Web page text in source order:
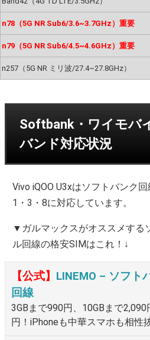
n78（5G NR Sub6/3.6~3.7GHz）重要
n79（5G NR Sub6/4.5~4.6GHz）重要
n257（5G NR ミリ波/27.4~27.8GHz）
Softbank・ワイモバ
バンド対応状況
Vivo iQOO U3xはソフトバンク
1・3・8に対応しています。
▼ガルマックスがオススメする
ル回線の格安SIMはこれ！↓
【公式】 LINEMO – ソフト
回線
3GBまで990円、10GBまで
円！iPhoneも中華スマホも相性